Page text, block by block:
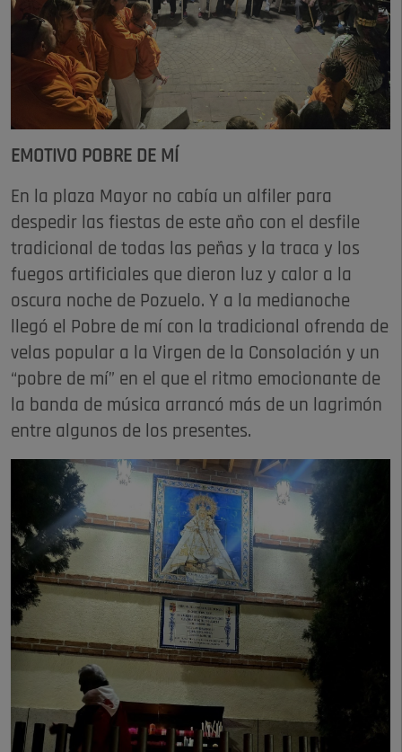
EMOTIVO POBRE DE MÍ
En la plaza Mayor no cabía un alfiler para
despedir las fiestas de este año con el desfile
tradicional de todas las peñas y la traca y los
fuegos artificiales que dieron luz y calor a la
oscura noche de Pozuelo. Y a la medianoche
llegó el Pobre de mí con la tradicional ofrenda de
velas popular a la Virgen de la Consolación y un
“pobre de mí” en el que el ritmo emocionante de
la banda de música arrancó más de un lagrimón
entre algunos de los presentes.